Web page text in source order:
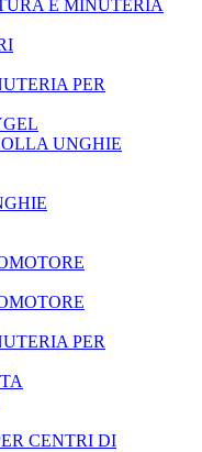
E MINUTERIA
PER
UNGHIE
PER
CENTRI DI